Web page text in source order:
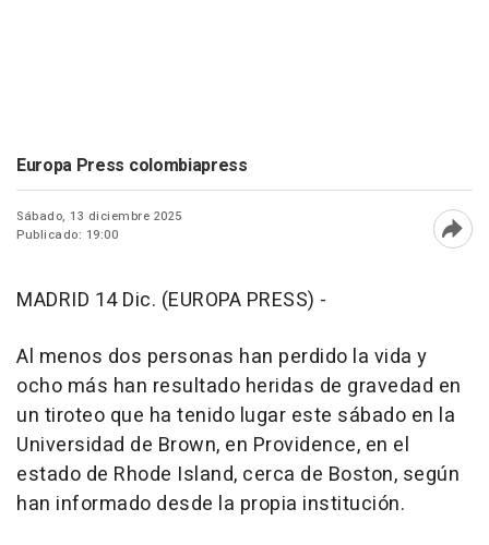
Europa Press colombiapress
Sábado, 13 diciembre 2025
Publicado: 19:00
MADRID 14 Dic. (EUROPA PRESS) -
Al menos dos personas han perdido la vida y
ocho más han resultado heridas de gravedad en
un tiroteo que ha tenido lugar este sábado en la
Universidad de Brown, en Providence, en el
estado de Rhode Island, cerca de Boston, según
han informado desde la propia institución.